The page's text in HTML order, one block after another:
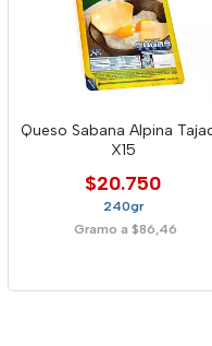
Queso Sabana Alpina
X15
$20.750
240gr
Gramo a $86,46